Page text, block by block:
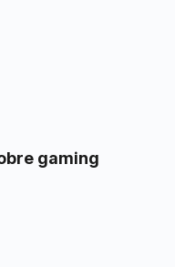
gaming